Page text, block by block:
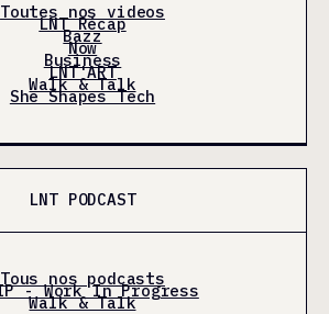
Toutes nos videos
LNT Récap
Bazz
Now
Business
LNT'ART
Walk & Talk
She Shapes Tech
LNT PODCAST
Tous nos podcasts
- Work In Progress
Walk & Talk